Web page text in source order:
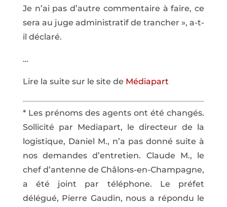
Je n’ai pas d’autre commentaire à faire, ce
sera au juge administratif de trancher », a-t-
il déclaré.
…
Lire la suite sur le site de Médiapart
* Les prénoms des agents ont été changés.
Sollicité par Mediapart, le directeur de la
logistique, Daniel M., n’a pas donné suite à
nos demandes d’entretien. Claude M., le
chef d’antenne de Châlons-en-Champagne,
a été joint par téléphone. Le préfet
délégué, Pierre Gaudin, nous a répondu le